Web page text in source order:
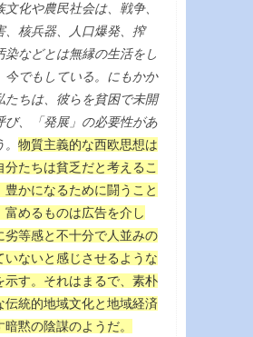
文化や農民社会は、戦争、
、核兵器、人口爆発、搾
染などとは無縁の生活をし
今でもしている。にもかか
たちは、彼らを貧困で未開
び、「発展」の必要性があ
物質主義的な西欧思想は
分たちは貧乏だと考えるこ
豊かになるために闘うこと
富めるものは広告を介し
劣等感と不十分で人並みの
いないと感じさせるような
示す。それはまるで、素朴
伝統的地域文化と地域経済
暗黙の陰謀のようだ。